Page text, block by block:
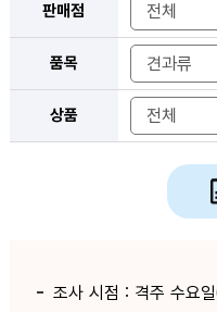
판매점
품목
상품
조사 시점 : 격주 수요